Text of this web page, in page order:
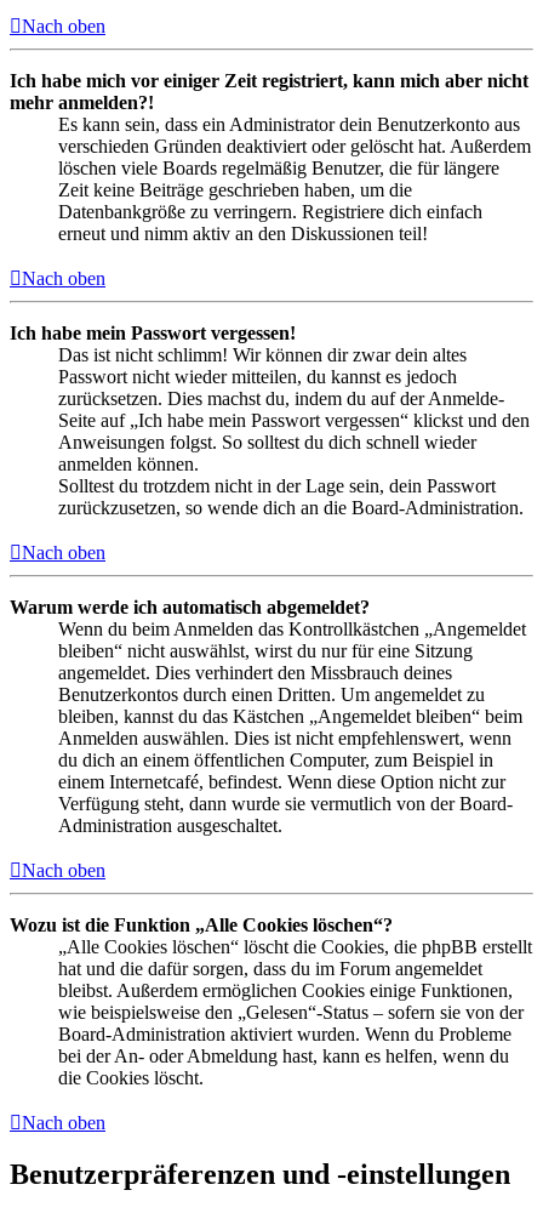
Nach oben
Ich habe mich vor einiger Zeit registriert, kann mich aber nicht
mehr anmelden?!
Es kann sein, dass ein Administrator dein Benutzerkonto aus
verschieden Gründen deaktiviert oder gelöscht hat. Außerdem
löschen viele Boards regelmäßig Benutzer, die für längere
Zeit keine Beiträge geschrieben haben, um die
Datenbankgröße zu verringern. Registriere dich einfach
erneut und nimm aktiv an den Diskussionen teil!
Nach oben
Ich habe mein Passwort vergessen!
Das ist nicht schlimm! Wir können dir zwar dein altes
Passwort nicht wieder mitteilen, du kannst es jedoch
zurücksetzen. Dies machst du, indem du auf der Anmelde-
Seite auf „Ich habe mein Passwort vergessen“ klickst und den
Anweisungen folgst. So solltest du dich schnell wieder
anmelden können.
Solltest du trotzdem nicht in der Lage sein, dein Passwort
zurückzusetzen, so wende dich an die Board-Administration.
Nach oben
Warum werde ich automatisch abgemeldet?
Wenn du beim Anmelden das Kontrollkästchen „Angemeldet
bleiben“ nicht auswählst, wirst du nur für eine Sitzung
angemeldet. Dies verhindert den Missbrauch deines
Benutzerkontos durch einen Dritten. Um angemeldet zu
bleiben, kannst du das Kästchen „Angemeldet bleiben“ beim
Anmelden auswählen. Dies ist nicht empfehlenswert, wenn
du dich an einem öffentlichen Computer, zum Beispiel in
einem Internetcafé, befindest. Wenn diese Option nicht zur
Verfügung steht, dann wurde sie vermutlich von der Board-
Administration ausgeschaltet.
Nach oben
Wozu ist die Funktion „Alle Cookies löschen“?
„Alle Cookies löschen“ löscht die Cookies, die phpBB erstellt
hat und die dafür sorgen, dass du im Forum angemeldet
bleibst. Außerdem ermöglichen Cookies einige Funktionen,
wie beispielsweise den „Gelesen“-Status – sofern sie von der
Board-Administration aktiviert wurden. Wenn du Probleme
bei der An- oder Abmeldung hast, kann es helfen, wenn du
die Cookies löscht.
Nach oben
Benutzerpräferenzen und -einstellungen